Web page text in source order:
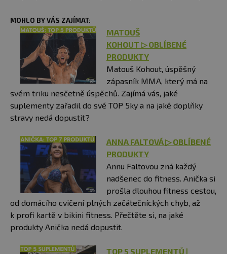
MOHLO BY VÁS ZAJÍMAT:
MATOUŠ
KOHOUT ▷ OBLÍBENÉ
PRODUKTY
Matouš Kohout, úspěšný
zápasník MMA, který má na
svém triku nesčetně úspěchů. Zajímá vás, jaké
suplementy zařadil do své TOP 5ky a na jaké doplňky
stravy nedá dopustit?
ANNA FALTOVÁ▷OBLÍBENÉ
PRODUKTY
Annu Faltovou zná každý
nadšenec do fitness. Anička si
prošla dlouhou fitness cestou,
od domácího cvičení plných začátečníckých chyb, až
k profi kartě v bikini fitness. Přečtěte si, na jaké
produkty Anička nedá dopustit.
TOP 5 SUPLEMENTŮ |